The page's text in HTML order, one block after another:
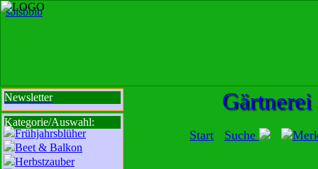
sbisbbib
Start Suche
Gärtnerei
Newsletter
Kategorie/Auswahl:
Frühjahrsblüher
Beet & Balkon
Herbstzauber